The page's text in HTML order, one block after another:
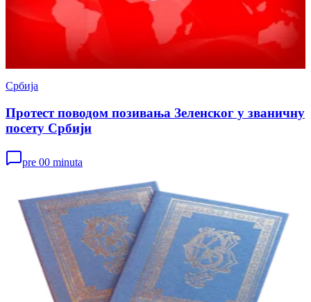
Србија
Протест поводом позивања Зеленског у званичну
посету Србији
pre 00 minuta